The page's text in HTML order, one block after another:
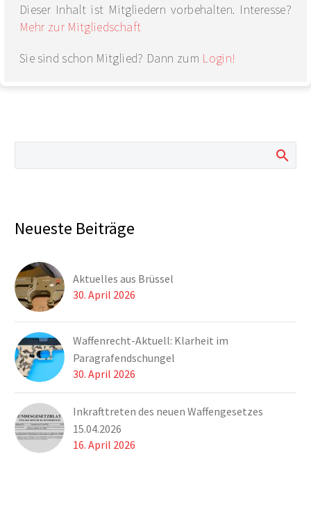
Dieser Inhalt ist Mitgliedern vorbehalten. Interesse?
Mehr zur Mitgliedschaft
Sie sind schon Mitglied? Dann zum Login!
Neueste Beiträge
Aktuelles aus Brüssel
30. April 2026
Waffenrecht-Aktuell: Klarheit im
Paragrafendschungel
30. April 2026
Inkrafttreten des neuen Waffengesetzes
15.04.2026
16. April 2026